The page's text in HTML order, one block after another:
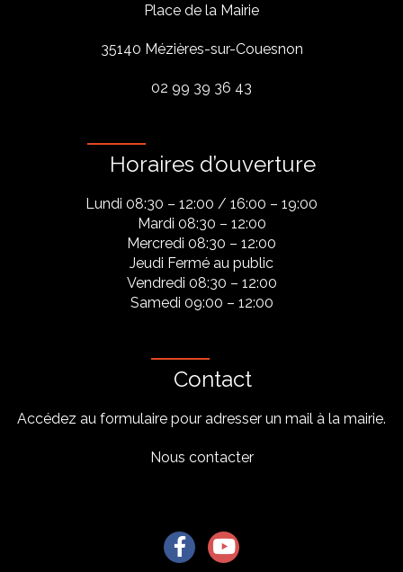
Place de la Mairie
35140 Mézières-sur-Couesnon
02 99 39 36 43
Horaires d’ouverture
Lundi 08:30 – 12:00 / 16:00 – 19:00
Mardi 08:30 – 12:00
Mercredi 08:30 – 12:00
Jeudi Fermé au public
Vendredi 08:30 – 12:00
Samedi 09:00 – 12:00
Contact
Accédez au formulaire pour adresser un mail à la mairie.
Nous contacter
Lien vers le compte Facebook
Lien vers la chaîne